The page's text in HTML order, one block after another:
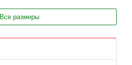
Все размеры